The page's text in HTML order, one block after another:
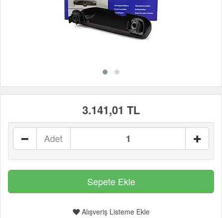
3.141,01 TL
Adet
Alışveriş Listeme Ekle